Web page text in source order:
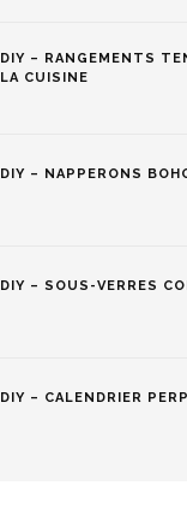
DIY – RANGEMENTS
LA CUISINE
DIY – NAPPERONS
DIY – SOUS-VERRES
DIY – CALENDRIER